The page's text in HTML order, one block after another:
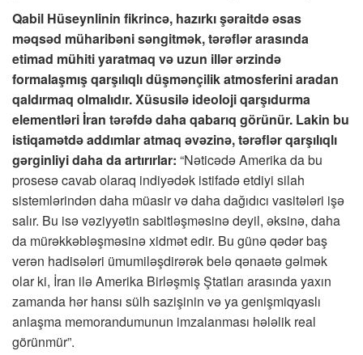
Qabil Hüseynlinin fikrincə, hazırkı şəraitdə əsas
məqsəd müharibəni səngitmək, tərəflər arasında
etimad mühiti yaratmaq və uzun illər ərzində
formalaşmış qarşılıqlı düşmənçilik atmosferini aradan
qaldırmaq olmalıdır. Xüsusilə ideoloji qarşıdurma
elementləri İran tərəfdə daha qabarıq görünür. Lakin bu
istiqamətdə addımlar atmaq əvəzinə, tərəflər qarşılıqlı
gərginliyi daha da artırırlar: “Nəticədə Amerika da bu
prosesə cavab olaraq indiyədək istifadə etdiyi silah
sistemlərindən daha müasir və daha dağıdıcı vasitələri işə
salır. Bu isə vəziyyətin sabitləşməsinə deyil, əksinə, daha
da mürəkkəbləşməsinə xidmət edir. Bu günə qədər baş
verən hadisələri ümumiləşdirərək belə qənaətə gəlmək
olar ki, İran ilə Amerika Birləşmiş Ştatları arasında yaxın
zamanda hər hansı sülh sazişinin və ya genişmiqyaslı
anlaşma memorandumunun imzalanması hələlik real
görünmür”.